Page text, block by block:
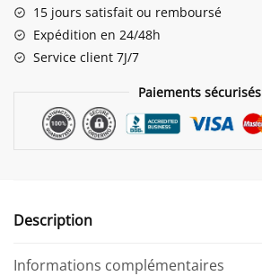
15 jours satisfait ou remboursé
Expédition en 24/48h
Service client 7J/7
Paiements sécurisés
Description
Informations complémentaires